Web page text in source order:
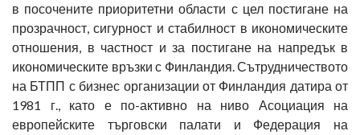
в посочените приоритетни области с цел постигане на
прозрачност, сигурност и стабилност в икономическите
отношения, в частност и за постигане на напредък в
икономическите връзки с Финландия. Сътрудничеството
на БТПП с бизнес организации от Финландия датира от
1981 г., като е по-активно на ниво Асоциация на
европейските търговски палати и Федерация на